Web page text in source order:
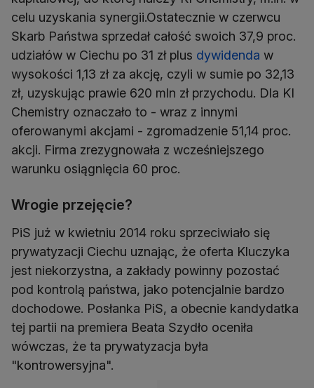
celu uzyskania synergii.Ostatecznie w czerwcu
Skarb Państwa sprzedał całość swoich 37,9 proc.
udziałów w Ciechu po 31 zł plus dywidenda w
wysokości 1,13 zł za akcję, czyli w sumie po 32,13
zł, uzyskując prawie 620 mln zł przychodu. Dla KI
Chemistry oznaczało to - wraz z innymi
oferowanymi akcjami - zgromadzenie 51,14 proc.
akcji. Firma zrezygnowała z wcześniejszego
warunku osiągnięcia 60 proc.
Wrogie przejęcie?
PiS już w kwietniu 2014 roku sprzeciwiało się
prywatyzacji Ciechu uznając, że oferta Kluczyka
jest niekorzystna, a zakłady powinny pozostać
pod kontrolą państwa, jako potencjalnie bardzo
dochodowe. Posłanka PiS, a obecnie kandydatka
tej partii na premiera Beata Szydło oceniła
wówczas, że ta prywatyzacja była
"kontrowersyjna".